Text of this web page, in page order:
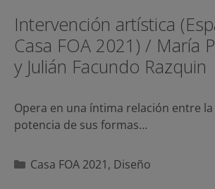
Intervención artística
Casa FOA 2021) / María
y Julián Facundo Razquin
Opera en una íntima relación entre
potencia de sus formas…
Categorías
Casa FOA 2021, Diseño